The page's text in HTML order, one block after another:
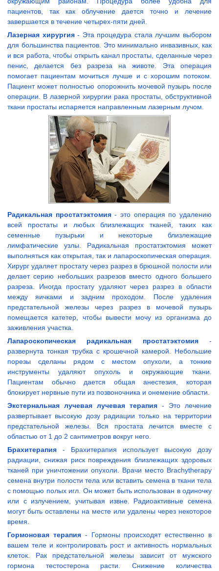
пациентов, так как облучение дается точно и лечение
завершается в течение четырех-пяти дней.
Лазерная хирургия- Эта процедура стала лучшим выбором
для большинства пациентов. Это минимально инвазивных, как
и вся работа, чтобы открыть канал простаты, сделанные через
пенис, делается без разреза на животе. Эта операция
помогает пациентам мочиться лучше и с хорошим потоком.
Пациент может полностью опорожнить мочевой пузырь после
операции. В лазерной хирургии рака простаты, обструктивной
ткани простаты испаряется направленным лазерным лучом.
Радикальная простатэктомия- это операция по удалению
всей простаты и любых близлежащих тканей, таких как
семенные пузырьки и некоторые близлежащие
лимфатические узлы. Радикальная простатэктомия может
выполняться как открытая, так и лапароскопическая операция.
Хирург удаляет простату через разрез в брюшной полости или
делает серию небольших разрезов вместо одного большего
разреза. Иногда простату удаляют через разрез в области
между яичками и задним проходом. После удаления
предстательной железы через разрез в мочевой пузырь
помещается катетер, чтобы вывести мочу из организма до
заживления участка.
Лапароскопическая радикальная простатэктомия-
развернута тонкая трубка с крошечной камерой. Небольшие
порезы сделаны рядом с местом опухоли, а тонкие
инструменты удаляют опухоль и окружающие ткани.
Пациентам обычно дается общая анестезия, которая
блокирует нервные пути из позвоночника и онемение области.
Экстернальная лучевая лучевая терапия - Это лечение
развертывает высокую дозу радиации только на территории
предстательной железы. Вся простата лечится вместе с
областью от 1 до 2 сантиметров вокруг него.
Брахитерапия - Брахитерапия использует высокую дозу
радиации, снижая риск повреждения близлежащих здоровых
тканей при уничтожении опухоли. Врачи место Brachytherapy
семена внутри полости тела или вставить семена в ткани тела
с помощью полых игл. Он может быть использован в одиночку
или с излучением, учитывая извне. Радиоактивные семена
могут быть оставлены на месте или удалены через некоторое
время.
Гормоновая терапия- Гормоны происходят естественно в
вашем теле и контролировать рост и активность нормальных
клеток. Рак предстательной железы зависит от мужского
гормона тестостерона расти. Снижение количества